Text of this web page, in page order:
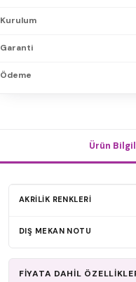
Kurulum
Garanti
Ödeme
Ürün
AKRİLİK RENKLERİ
DIŞ MEKAN NOTU
FİYATA DAHİL